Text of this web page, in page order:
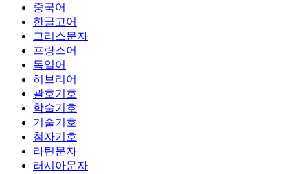
중국어
한글고어
그리스문자
프랑스어
독일어
히브리어
괄호기호
학술기호
기술기호
첨자기호
라틴문자
러시아문자